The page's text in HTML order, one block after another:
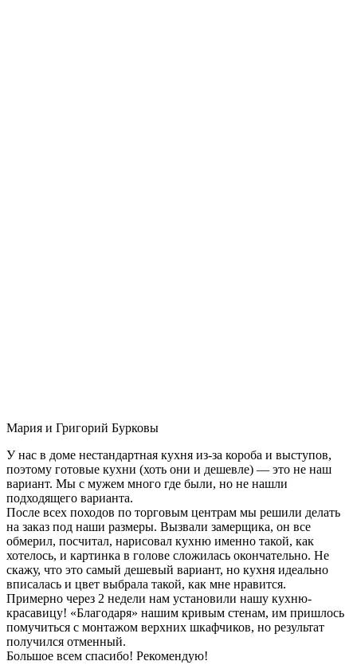
Мария и Григорий Бурковы
У нас в доме нестандартная кухня из-за короба и выступов,
поэтому готовые кухни (хоть они и дешевле) — это не наш
вариант. Мы с мужем много где были, но не нашли
подходящего варианта.
После всех походов по торговым центрам мы решили делать
на заказ под наши размеры. Вызвали замерщика, он все
обмерил, посчитал, нарисовал кухню именно такой, как
хотелось, и картинка в голове сложилась окончательно. Не
скажу, что это самый дешевый вариант, но кухня идеально
вписалась и цвет выбрала такой, как мне нравится.
Примерно через 2 недели нам установили нашу кухню-
красавицу! «Благодаря» нашим кривым стенам, им пришлось
помучиться с монтажом верхних шкафчиков, но результат
получился отменный.
Большое всем спасибо! Рекомендую!